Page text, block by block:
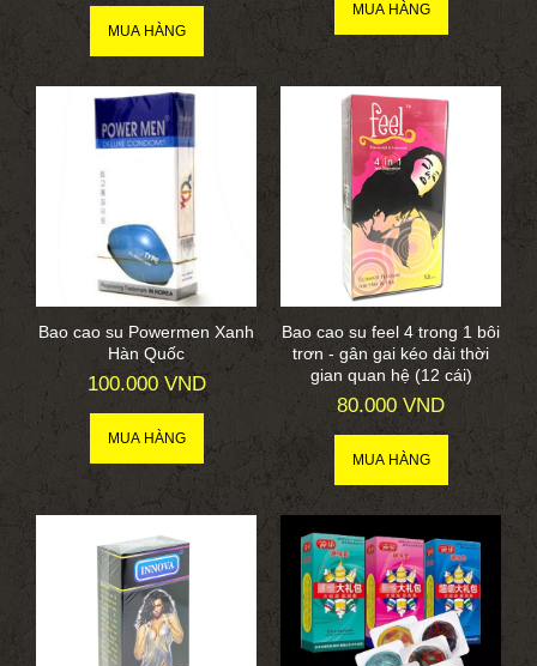
Bao cao su Powermen Xanh
Hàn Quốc
100.000 VND
Bao cao su feel 4 trong 1 bôi
trơn - gân gai kéo dài thời
gian quan hệ (12 cái)
80.000 VND